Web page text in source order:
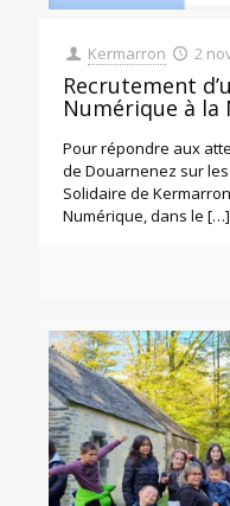
Kermarron 2
Recrutement
Numérique à la
Pour répondre aux
de Douarnenez sur
Solidaire de
Numérique, dans le […]